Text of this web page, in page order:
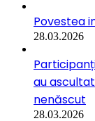
Povestea
28.03.2026
au
nenăscut
28.03.2026